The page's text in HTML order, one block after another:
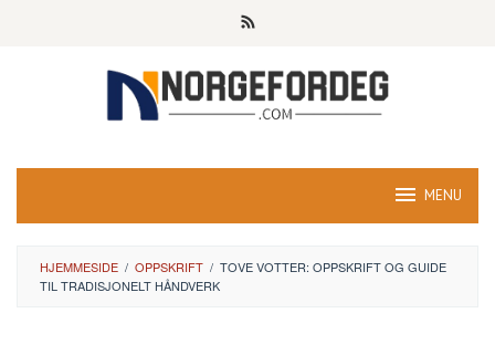
MENU
HJEMMESIDE / OPPSKRIFT / TOVE VOTTER: OPPSKRIFT OG GUIDE
TIL TRADISJONELT HÅNDVERK